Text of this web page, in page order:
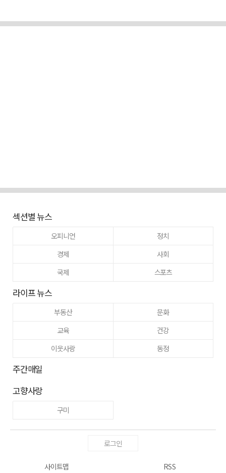
섹션별 뉴스
오피니언
정치
경제
사회
국제
스포츠
라이프 뉴스
부동산
문화
교육
건강
이웃사랑
동정
주간매일
고향사랑
구미
로그인
사이트맵 RSS